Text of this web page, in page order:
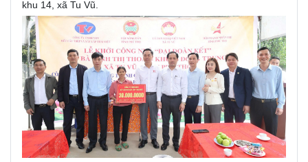
khu 14, xã Tu Vũ.